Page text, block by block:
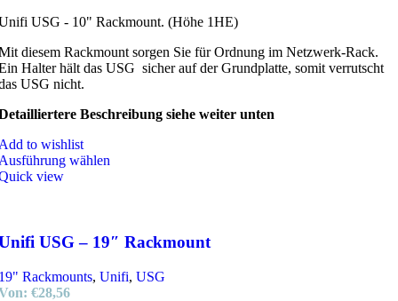
USG - 10" Rackmount. (Höhe 1HE)
diesem Rackmount sorgen Sie für Ordnung im Netzwerk-Rack.
Halter hält das USG sicher auf der Grundplatte, somit verrutscht
USG nicht.
Beschreibung siehe weiter unten
to wishlist
wählen
view
USG – 19″ Rackmount
Rackmounts, Unifi, USG
€28,56